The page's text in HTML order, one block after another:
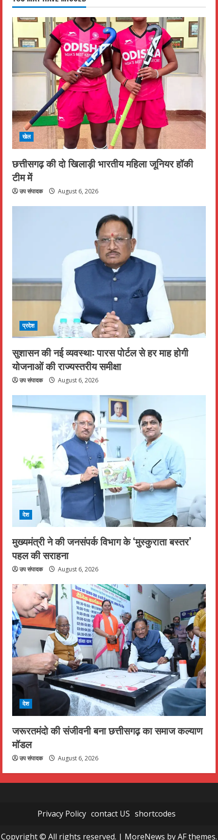
खेल
छत्तीसगढ़ की दो खिलाड़ी भारतीय महिला जूनियर हॉकी
टीम में
उप संपादक August 6, 2026
प्रदेश
सुशासन की नई व्यवस्था: पारस पोर्टल से हर माह होगी
योजनाओं की राज्यस्तरीय समीक्षा
उप संपादक August 6, 2026
देश
मुख्यमंत्री ने की जनसंपर्क विभाग के ‘मुस्कुराता बस्तर’
पहल की सराहना
उप संपादक August 6, 2026
देश
जरूरतमंदो की संजीवनी बना छत्तीसगढ़ का समाज कल्याण
मॉडल
उप संपादक August 6, 2026
Privacy Policy contact US shortcodes
Copyright © All rights reserved. | MoreNews by AF themes.